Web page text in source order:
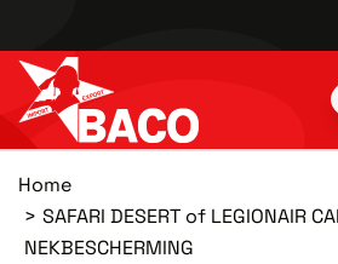
Home
SAFARI DESERT of LEGIONAIR
NEKBESCHERMING